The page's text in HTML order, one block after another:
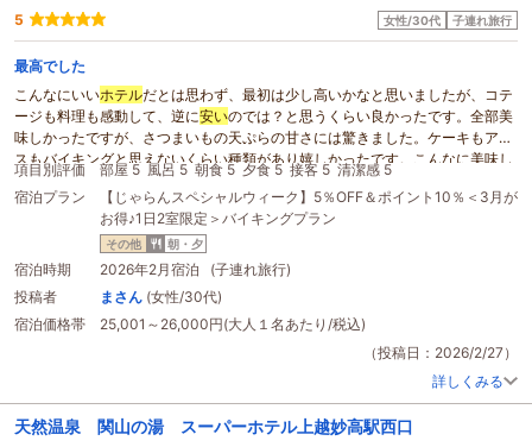
5 女性/30代 子連れ旅行
最高でした
こんなにいいホテルだとは思わず、最初は少し高いかなと思いましたが、コテ
ージも料理も感動して、逆に安いのでは？と思うくらい良かったです。全部美
味しかったですが、さつまいもの天ぷらの甘さには驚きました。ケーキもアイ
スもバイキングと思えないくらい種類があり嬉しかったです。こんなに美味し
くてテンションあがるバイキングは初めてでした。
こんなきれいなコテージに泊まったのも初めてだったので、とても快適でし
た。オリジナルアメニティもすごく良かったです。
コテージだったのでたくさん送迎いただきましたが、毎回笑顔で感じよく対応
いただき嬉しかったです。接客も良くてずっといたくなるくらい居心地が良か
ったです。帰り際にロビーで聴いたピアノもとても素敵でした。
浴室にほうじ茶があったり、脱衣所にシャンプーバーやタオル、ビニール袋が
置いてあったり、チェックアウト後も温泉に入れたり、2歳の子連れだったの
でトイレ個室内にお尻ふきがあったのもとても助かりました。かゆいところに
手が届くというか、気が利くところが至るところにありました。細かいところ
ホテルなので、
特に女性は気に入ると思います。
人気の理由がわかり、ほかの人にも強くおすすめしたくなりました。スノーチ
項目別評価 部屋 5 風呂 5 朝食 5 夕食 5 接客 5 清潔感 5
宿泊プラン
【じゃらんスペシャルウィーク】5％OFF＆ポイント10％＜3月が
お得♪1日2室限定＞バイキングプラン
その他 朝・夕
宿泊時期
2026年2月宿泊 (子連れ旅行)
投稿者
まさん (女性/30代)
宿泊価格帯
25,001～26,000円(大人１名あたり/税込)
（投稿日：2026/2/27）
詳しくみる
天然温泉 関山の湯 スーパーホテル上越妙高駅西口